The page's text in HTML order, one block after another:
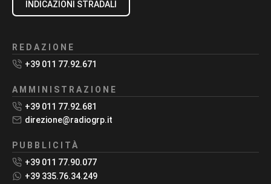
INDICAZIONI STRADALI
REDAZIONE
+39 011 77.92.671
AMMINISTRAZIONE
+39 011 77.92.681
direzione@radiogrp.it
PUBBLICITÀ
+39 011 77.90.077
+39 335.76.34.249